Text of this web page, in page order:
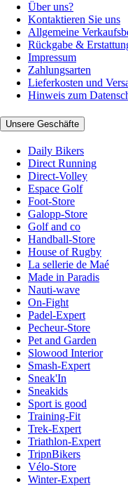
Über uns?
Kontaktieren Sie uns
Allgemeine
Rückgabe &
Impressum
Zahlungsarten
Lieferkosten und
Hinweis zum
Unsere Geschäfte
Daily Bikers
Direct Running
Direct-Volley
Espace Golf
Foot-Store
Galopp-Store
Golf and co
Handball-Store
House of Rugby
La sellerie de Maé
Made in Paradis
Nauti-wave
On-Fight
Padel-Expert
Pecheur-Store
Pet and Garden
Slowood Interior
Smash-Expert
Sneak'In
Sneakids
Sport is good
Training-Fit
Trek-Expert
Triathlon-Expert
TripnBikers
Vélo-Store
Winter-Expert